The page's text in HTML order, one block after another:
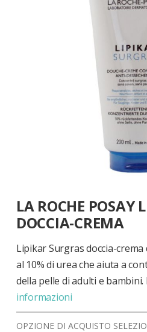
all'inizio
della
galleria
di
immagini
LA ROCHE POSAY
DOCCIA-CREMA
Lipikar Surgras doccia-
al 10% di urea che aiuta a
della pelle di adulti e bambini.
informazioni
OPZIONE DI ACQUISTO